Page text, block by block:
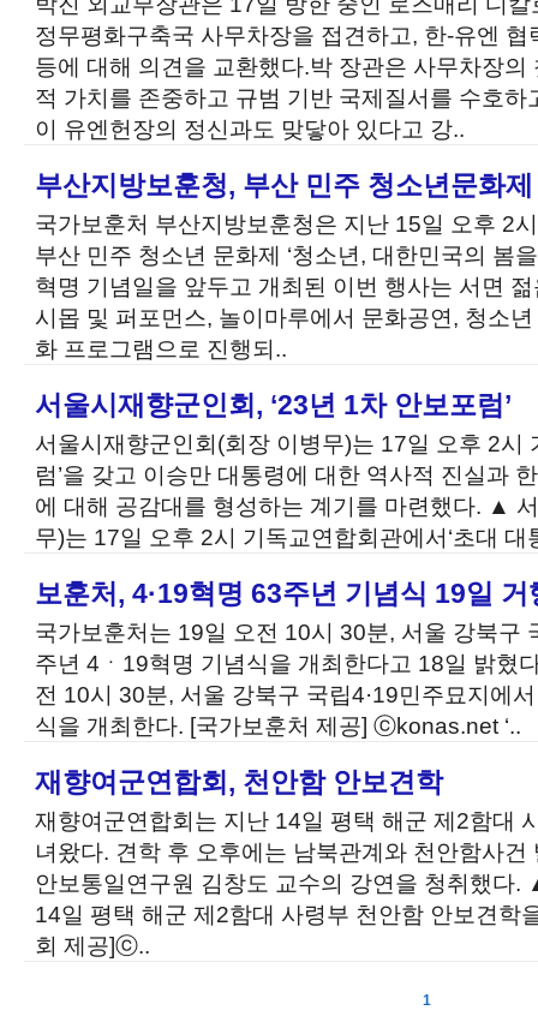
정무평화구축국 사무차장을 접견하고, 한-유엔
등에 대해 의견을 교환했다.박 장관은 사무차장
적 가치를 존중하고 규범 기반 국제질서를 수호
이 유엔헌장의 정신과도 맞닿아 있다고 강..
부산지방보훈청, 부산 민주 청소년문화
국가보훈처 부산지방보훈청은 지난 15일 오후 2
부산 민주 청소년 문화제 ‘청소년, 대한민국의 봄
혁명 기념일을 앞두고 개최된 이번 행사는 서면
시몹 및 퍼포먼스, 놀이마루에서 문화공연, 청소
화 프로그램으로 진행되..
서울시재향군인회, ‘23년 1차 안보포럼’
서울시재향군인회(회장 이병무)는 17일 오후 2시
럼’을 갖고 이승만 대통령에 대한 역사적 진실과
에 대해 공감대를 형성하는 계기를 마련했다. ▲
무)는 17일 오후 2시 기독교연합회관에서‘초대 대
보훈처, 4·19혁명 63주년 기념식 19일 거
국가보훈처는 19일 오전 10시 30분, 서울 강북구
주년 4ㆍ19혁명 기념식을 개최한다고 18일 밝혔
전 10시 30분, 서울 강북구 국립4·19민주묘지에
식을 개최한다. [국가보훈처 제공] ⓒkonas.net ‘..
재향여군연합회, 천안함 안보견학
재향여군연합회는 지난 14일 평택 해군 제2함대
녀왔다. 견학 후 오후에는 남북관계와 천안함사
안보통일연구원 김창도 교수의 강연을 청취했다
14일 평택 해군 제2함대 사령부 천안함 안보견학
회 제공]ⓒ..
1